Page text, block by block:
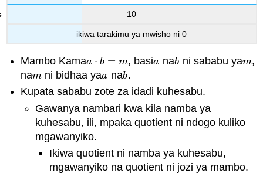
10
ikiwa tarakimu ya mwisho ni 0
Mambo Kamaa ⋅ b = m
a ⋅b=m , basia
a nab
b ni sababu yam
m,
nam
m ni bidhaa yaa
a nab
b.
Kupata sababu zote za idadi kuhesabu.
Gawanya nambari kwa kila namba ya
kuhesabu, ili, mpaka quotient ni ndogo kuliko
mgawanyiko.
Ikiwa quotient ni namba ya kuhesabu,
mgawanyiko na quotient ni jozi ya mambo.